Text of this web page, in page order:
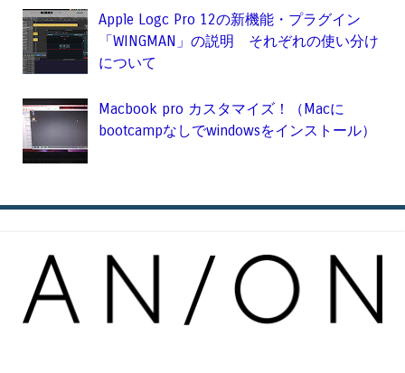
Apple Logc Pro 12の新機能・プラグイン
「WINGMAN」の説明 それぞれの使い分け
について
Macbook pro カスタマイズ！（Macに
bootcampなしでwindowsをインストール）